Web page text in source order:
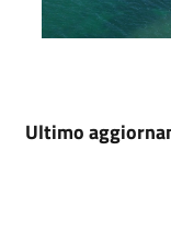
Ultimo